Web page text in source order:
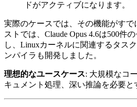
ドがアクティブになります。
実際のケースでは、その機能がす
ストでは、Claude Opus 4.6は500件
し、Linuxカーネルに関連するタス
ンパイラも開発しました。
理想的なユースケース: 大規模なコ
キュメント処理、深い推論を必要と